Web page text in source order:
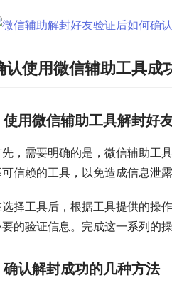
认使用微信辅助工具成
使用微信辅助工具解封好
，需要明确的是，微信辅助工
信赖的工具，以免造成信息泄
择工具后，根据工具提供的操
要的验证信息。完成这一系列的
确认解封成功的几种方法